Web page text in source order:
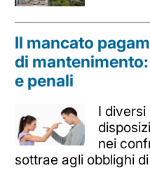
Il mancato
di
e penali
I
nei
sottrae agli obblighi